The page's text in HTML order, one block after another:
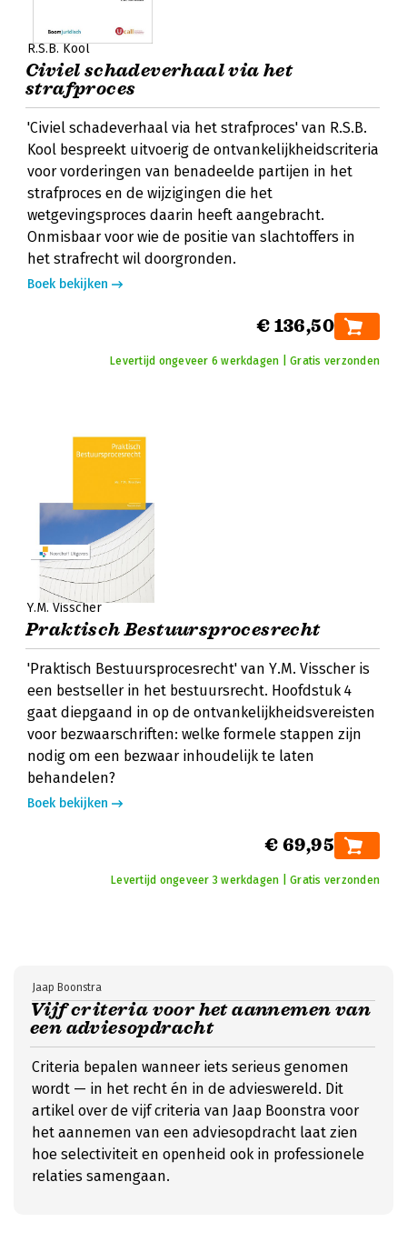
R.S.B. Kool
Civiel schadeverhaal via het
strafproces
'Civiel schadeverhaal via het strafproces' van R.S.B.
Kool bespreekt uitvoerig de ontvankelijkheidscriteria
voor vorderingen van benadeelde partijen in het
strafproces en de wijzigingen die het
wetgevingsproces daarin heeft aangebracht.
Onmisbaar voor wie de positie van slachtoffers in
het strafrecht wil doorgronden.
Boek bekijken
€ 136,50
Levertijd ongeveer 6 werkdagen | Gratis verzonden
Y.M. Visscher
Praktisch Bestuursprocesrecht
'Praktisch Bestuursprocesrecht' van Y.M. Visscher is
een bestseller in het bestuursrecht. Hoofdstuk 4
gaat diepgaand in op de ontvankelijkheidsvereisten
voor bezwaarschriften: welke formele stappen zijn
nodig om een bezwaar inhoudelijk te laten
behandelen?
Boek bekijken
€ 69,95
Levertijd ongeveer 3 werkdagen | Gratis verzonden
Vijf criteria voor het aannemen van
een adviesopdracht
Jaap Boonstra
Criteria bepalen wanneer iets serieus genomen
wordt — in het recht én in de advieswereld. Dit
artikel over de vijf criteria van Jaap Boonstra voor
het aannemen van een adviesopdracht laat zien
hoe selectiviteit en openheid ook in professionele
relaties samengaan.